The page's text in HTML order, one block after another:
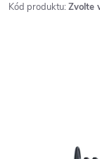
Kód produktu: Zvolte